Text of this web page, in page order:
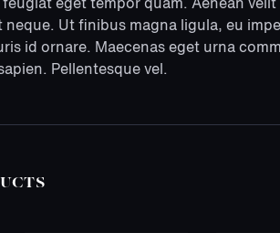
eget tempor quam. Aenean
neque. Ut finibus magna ligula, eu
id ornare. Maecenas eget urna
Pellentesque vel.